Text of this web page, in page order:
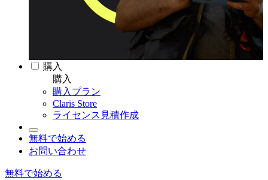
購入
購入
購入プラン
Claris Store
ライセンス見積作成
無料で始める
お問い合わせ
無料で始める